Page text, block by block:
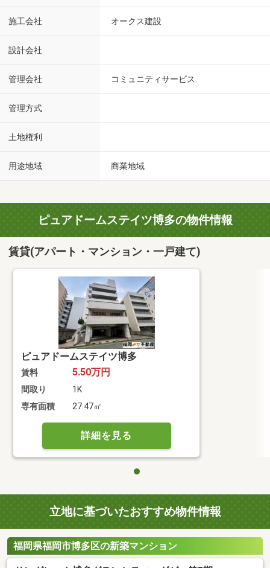
施工会社 オークス建設
設計会社
管理会社 コミュニティサービス
管理方式
土地権利
用途地域 商業地域
ピュアドームステイツ博多の物件情報
賃貸(アパート・マンション・一戸建て)
ピュアドームステイツ博多
賃料 5.50万円
間取り
1K
専有面積
27.47㎡
詳細を見る
立地に基づいたおすすめ物件情報
福岡県福岡市博多区の新築マンション